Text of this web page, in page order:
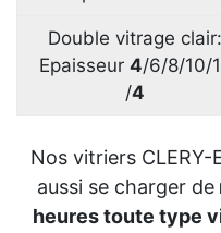
Double vitrage clair:
Epaisseur 4/6/8/10/
/4
Nos vitriers
aussi se charger de
heures toute type